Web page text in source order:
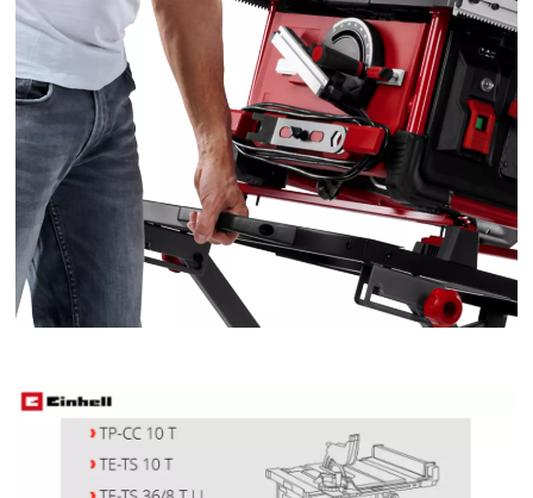
Nous avons besoin de votre accord pour
pouvoir charger Google Maps !
visitor. The website owner needs to setup
the site with their CMP to add this content
to the list of technologies used.